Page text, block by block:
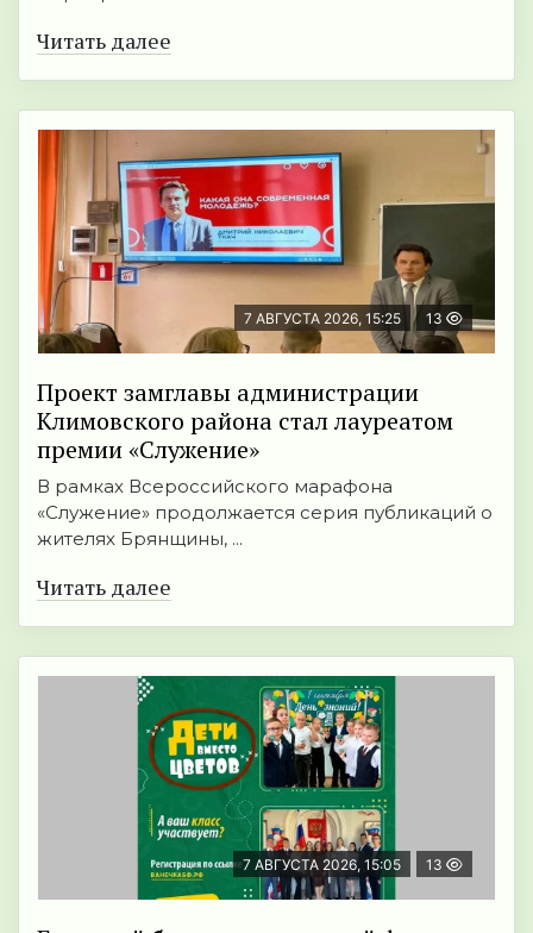
Читать далее
7 АВГУСТА 2026, 15:25 13
Проект замглавы администрации
Климовского района стал лауреатом
премии «Служение»
В рамках Всероссийского марафона
«Служение» продолжается серия публикаций о
жителях Брянщины, ...
Читать далее
7 АВГУСТА 2026, 15:05 13